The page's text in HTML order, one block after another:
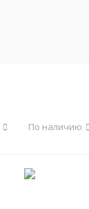
По наличию